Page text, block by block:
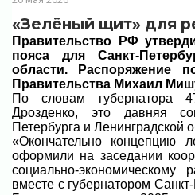
«Зелёный щит» для
Правительство РФ
пояса для Санкт-
области. Распоряжение
Правительства Михаил
По словам губернатора
Дрозденко, это давняя
Петербурга и Ленинградской
«Окончательно концепцию
оформили на заседании
социально-экономическому
вместе с губернатором